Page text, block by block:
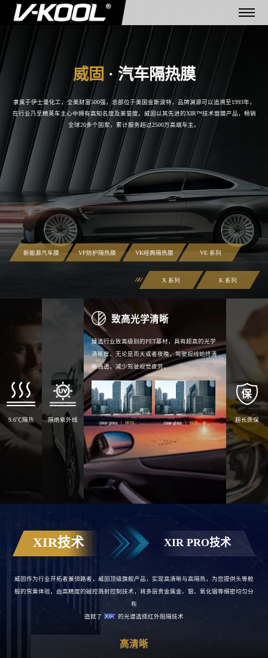
隶属于伊士曼化工，全美财富500强，总部位于美国金斯波特，品牌渊源可以追溯至1993年，
在行业乃至精英车主心中拥有高知名度及美誉度。 威固以其先进的XIR™技术窗膜产品，畅销
全球20多个国家，累计服务超过2500万高端车主。
新能源汽车膜 VP防护隔热膜 VK经典隔热膜 VE 系列
X 系列 K 系列
9.6℃隔热 隔绝紫外线
致高光学清晰
臻选行业致高级别的PET基材，具有超高的光学
清晰度，无论是雨天或者夜晚，驾驶视线始终清
晰通透，减少驾驶视觉疲劳。
超长质保
XIR技术 XIR PRO技术
威固作为行业开拓者兼领路者，威固顶级旗舰产品，实现高清晰与高隔热，为您提供头等舱
般的驾乘体验 ， 由高精度的磁控溅射控制技术，将多层贵金属金、银、氧化铟等细密均匀分
布
造就了 的光谱选择红外阻隔技术
高清晰